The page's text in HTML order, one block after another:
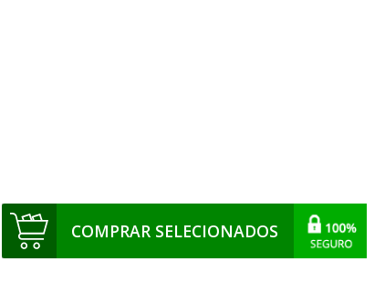
COMPRAR SELECIONADOS